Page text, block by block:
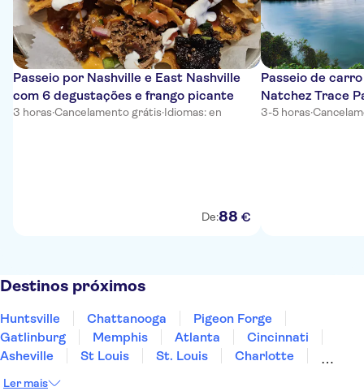
Passeio por Nashville e East Nashville
com 6 degustações e frango picante
3 horas·Cancelamento grátis·Idiomas: en
De:88 €
Passeio de
Natchez Trace
3-5 horas·
Destinos próximos
Huntsville Chattanooga
Pigeon Forge
Gatlinburg
Memphis Atlanta
Cincinnati
Asheville
St Louis St. Louis
Charlotte
Ler mais